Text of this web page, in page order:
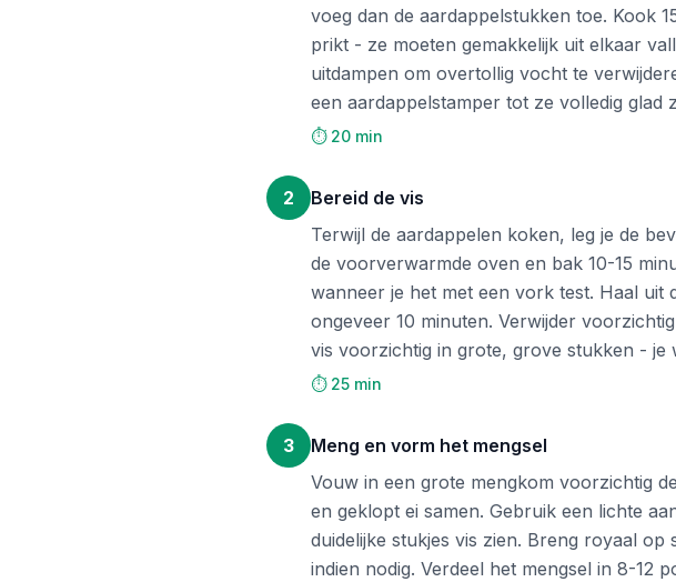
voeg dan de aardappelstukken toe. Kook
prikt - ze moeten gemakkelijk uit elkaar
uitdampen om overtollig vocht te
een aardappelstamper tot ze volledig
⏱️ 20 min
2
Bereid de vis
Terwijl de aardappelen koken, leg je de
de voorverwarmde oven en bak 10-15
wanneer je het met een vork test. Haal
ongeveer 10 minuten. Verwijder
vis voorzichtig in grote, grove stukken - je
⏱️ 25 min
3
Meng en vorm het mengsel
Vouw in een grote mengkom voorzichtig
en geklopt ei samen. Gebruik een lichte
duidelijke stukjes vis zien. Breng royaal
indien nodig. Verdeel het mengsel in 8-12